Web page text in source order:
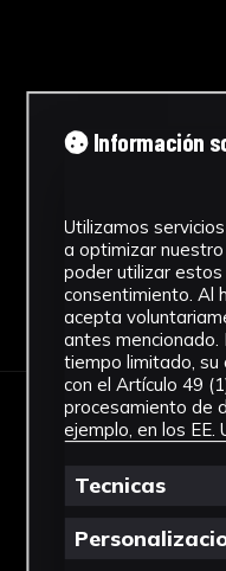
Información
Utilizamos
a optimizar
poder utilizar
consentimiento. Al
acepta
antes mencionado.
tiempo limitado, su
con el Artículo 49
procesamiento de
ejemplo, en los EE.
Tecnicas